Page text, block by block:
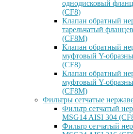
однодисковый
(CF8)
Клапан обратный
тарельчатый
(CF8M)
Клапан обратный
муфтовый Y-
(CF8)
Клапан обратный
муфтовый Y-
(CF8М)
Фильтры сетчатые
Фильтр сетчатый
MSG14 AISI 304
Фильтр сетчатый